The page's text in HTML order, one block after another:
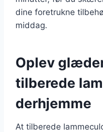
dine foretrukne
middag.
Oplev
tilberede
derhjemme
At tilberede